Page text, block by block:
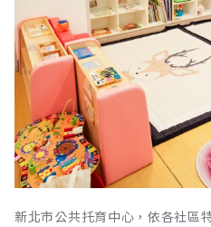
新北市公共托育中心，依各社區